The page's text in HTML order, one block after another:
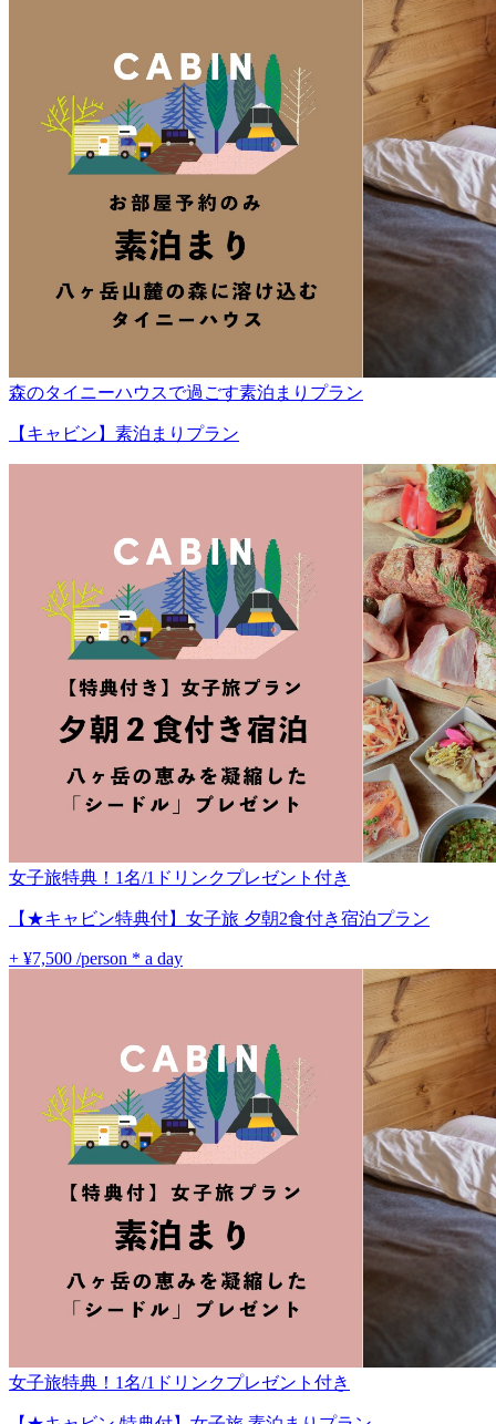
森のタイニーハウスで過ごす素泊まりプラン
【キャビン】素泊まりプラン
女子旅特典！1名/1ドリンクプレゼント付き
【★キャビン特典付】女子旅 夕朝2食付き宿泊プラン
+ ¥7,500 /person * a day
女子旅特典！1名/1ドリンクプレゼント付き